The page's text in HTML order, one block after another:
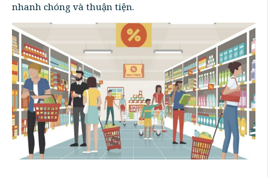
nhanh chóng và thuận tiện.